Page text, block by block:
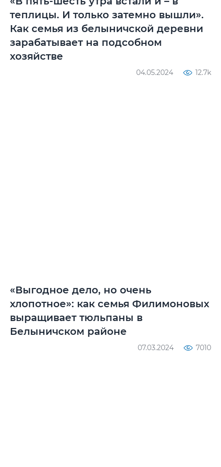
теплицы. И только затемно вышли».
Как семья из белыничской деревни
зарабатывает на подсобном
хозяйстве
04.05.2024 12.7k
«Выгодное дело, но очень
хлопотное»: как семья Филимоновых
выращивает тюльпаны в
Белыничском районе
07.03.2024 7010